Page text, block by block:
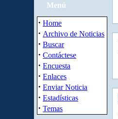
Menú
· Home
· Archivo de Noticias
· Buscar
· Contáctese
· Encuesta
· Enlaces
· Enviar Noticia
· Estadísticas
· Temas